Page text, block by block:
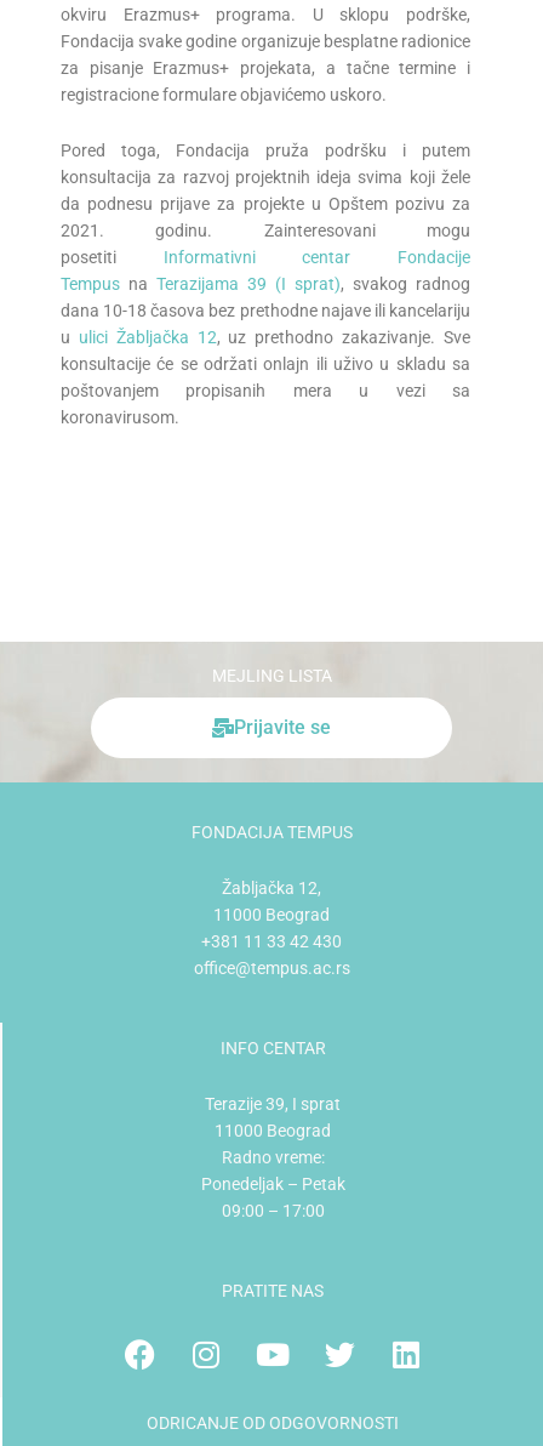
okviru Erazmus+ programa. U sklopu podrške,
Fondacija svake godine organizuje besplatne radionice
za pisanje Erazmus+ projekata, a tačne termine i
registracione formulare objavićemo uskoro.
Pored toga, Fondacija pruža podršku i putem
konsultacija za razvoj projektnih ideja svima koji žele
da podnesu prijave za projekte u Opštem pozivu za
2021. godinu. Zainteresovani mogu
posetiti Informativni centar Fondacije
Tempus na Terazijama 39 (I sprat), svakog radnog
dana 10-18 časova bez prethodne najave ili kancelariju
u ulici Žabljačka 12, uz prethodno zakazivanje. Sve
konsultacije će se održati onlajn ili uživo u skladu sa
poštovanjem propisanih mera u vezi sa
koronavirusom.
MEJLING LISTA
Prijavite se
FONDACIJA TEMPUS
Žabljačka 12,
11000 Beograd
+381 11 33 42 430
office@tempus.ac.rs
INFO CENTAR
Terazije 39, I sprat
11000 Beograd
Radno vreme:
Ponedeljak – Petak
09:00 – 17:00
PRATITE NAS
FacebookInstagram
YoutubeTwitterLinkedin
ODRICANJE OD ODGOVORNOSTI